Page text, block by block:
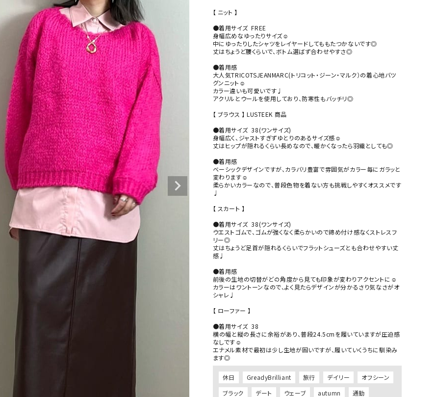
【 ニット 】
●着用サイズ  FREE
身幅広めなゆったりサイズ☺︎
中にゆったりしたシャツをレイヤードしてももたつかないです◎
丈はちょうど腰くらいで、ボトム選ばず合わせやすさ◎
●着用感
大人気TRICOTSJEANMARC(トリコット・ジーン・マルク）の着心地バツ
グンニット☺︎
カラー違いも可愛いです♩
アクリルとウールを使用しており、防寒性もバッチリ◎
【 ブラウス 】 LUSTEEK 商品
●着用サイズ  38(ワンサイズ)
身幅広く、ジャストすぎずゆとりのあるサイズ感☺︎
丈はヒップが隠れるくらい長めなので、暖かくなったら羽織としても◎
●着用感
ベーシックデザインですが、カラバリ豊富で雰囲気がカラー毎にガラッと
変わります☺︎
柔らかいカラーなので、普段色物を着ない方も挑戦しやすくオススメです
♩
【 スカート 】
●着用サイズ  38(ワンサイズ)
ウエストゴムで、ゴムが強くなく柔らかいので締め付け感なくストレスフ
リー◎
丈はちょうど足首が隠れるくらいでフラットシューズとも合わせやすい丈
感♩
●着用感
前後の生地の切替がどの角度から見ても印象が変わりアクセントに☺︎
カラーはワントーンなので、よく見たらデザインが分かるさり気なさがオ
シャレ♩
【 ローファー 】
●着用サイズ  38
⁡横の幅と縦の長さに余裕があり、普段24.5cmを履いていますが圧迫感
なしです☺︎
エナメル素材で最初は少し生地が固いですが、履いていくうちに馴染み
休日 GreadyBrilliant 旅行 デイリー
オフシーン
ブラック
デート ウェーブ autumn
通勤